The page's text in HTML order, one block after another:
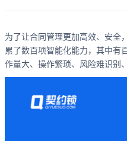
为了让合同管理更加高效、安全，
累了数百项智能化能力，其中有
作量大、操作繁琐、风险难识别